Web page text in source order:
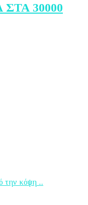
30000
την κόψη ...